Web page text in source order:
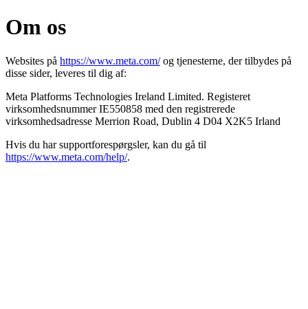
Om os
Websites på https://www.meta.com/og tjenesterne, der tilbydes på
disse sider, leveres til dig af:
Meta Platforms Technologies Ireland Limited. Registeret
virksomhedsnummer IE550858 med den registrerede
virksomhedsadresse Merrion Road, Dublin 4 D04 X2K5 Irland
Hvis du har supportforespørgsler, kan du gå til
https://www.meta.com/help/.